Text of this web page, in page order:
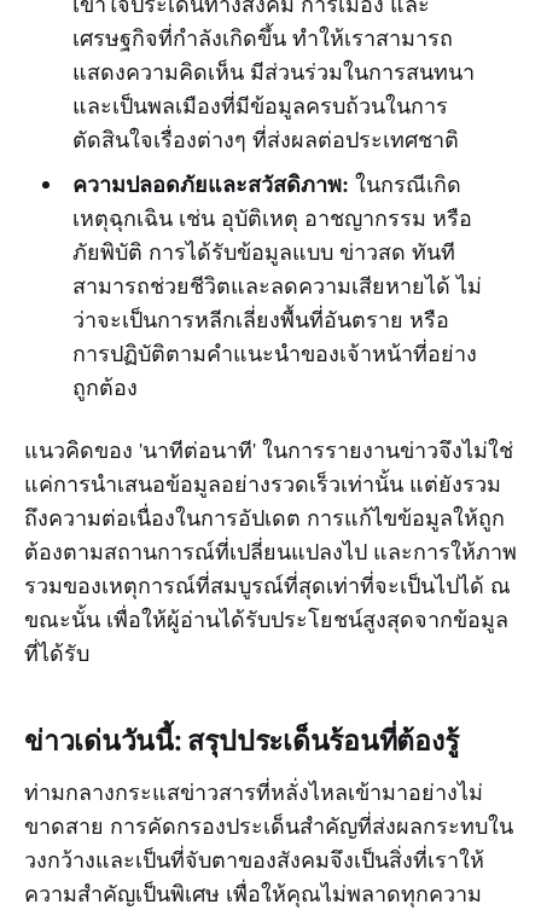
เศรษฐกิจที่กำลังเกิดขึ้น ทำให้เราสามารถ
แสดงความคิดเห็น มีส่วนร่วมในการสนทนา
และเป็นพลเมืองที่มีข้อมูลครบถ้วนในการ
ตัดสินใจเรื่องต่างๆ ที่ส่งผลต่อประเทศชาติ
ความปลอดภัยและสวัสดิภาพ: ในกรณีเกิด
เหตุฉุกเฉิน เช่น อุบัติเหตุ อาชญากรรม หรือ
ภัยพิบัติ การได้รับข้อมูลแบบ ข่าวสด ทันที
สามารถช่วยชีวิตและลดความเสียหายได้ ไม่
ว่าจะเป็นการหลีกเลี่ยงพื้นที่อันตราย หรือ
การปฏิบัติตามคำแนะนำของเจ้าหน้าที่อย่าง
ถูกต้อง
แนวคิดของ 'นาทีต่อนาที' ในการรายงานข่าวจึงไม่ใช่
แค่การนำเสนอข้อมูลอย่างรวดเร็วเท่านั้น แต่ยังรวม
ถึงความต่อเนื่องในการอัปเดต การแก้ไขข้อมูลให้ถูก
ต้องตามสถานการณ์ที่เปลี่ยนแปลงไป และการให้ภาพ
รวมของเหตุการณ์ที่สมบูรณ์ที่สุดเท่าที่จะเป็นไปได้ ณ
ขณะนั้น เพื่อให้ผู้อ่านได้รับประโยชน์สูงสุดจากข้อมูล
ที่ได้รับ
ข่าวเด่นวันนี้: สรุปประเด็นร้อนที่ต้องรู้
ท่ามกลางกระแสข่าวสารที่หลั่งไหลเข้ามาอย่างไม่
ขาดสาย การคัดกรองประเด็นสำคัญที่ส่งผลกระทบใน
วงกว้างและเป็นที่จับตาของสังคมจึงเป็นสิ่งที่เราให้
ความสำคัญเป็นพิเศษ เพื่อให้คุณไม่พลาดทุกความ